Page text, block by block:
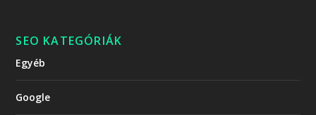
SEO KATEGÓRIÁK
Egyéb
Google